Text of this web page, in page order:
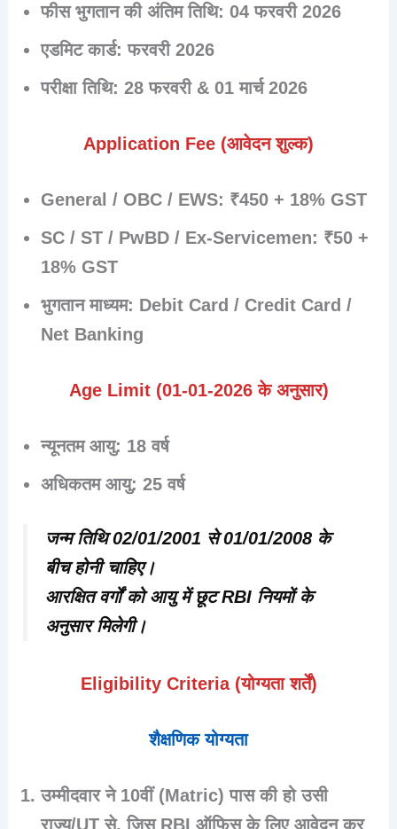
फीस भुगतान की अंतिम तिथि: 04 फरवरी 2026
एडमिट कार्ड: फरवरी 2026
परीक्षा तिथि: 28 फरवरी & 01 मार्च 2026
Application Fee (आवेदन शुल्क)
General / OBC / EWS: ₹450 + 18% GST
SC / ST / PwBD / Ex-Servicemen: ₹50 +
18% GST
भुगतान माध्यम: Debit Card / Credit Card /
Net Banking
Age Limit (01-01-2026 के अनुसार)
न्यूनतम आयु: 18 वर्ष
अधिकतम आयु: 25 वर्ष
जन्म तिथि02/01/2001 से 01/01/2008 के
बीच होनी चाहिए।
आरक्षित वर्गों को आयु में छूट RBI नियमों के
अनुसार मिलेगी।
Eligibility Criteria (योग्यता शर्तें)
शैक्षणिक योग्यता
उम्मीदवार ने 10वीं (Matric) पास की होउसी
राज्य/UT से, जिस RBI ऑफिस के लिए आवेदन कर